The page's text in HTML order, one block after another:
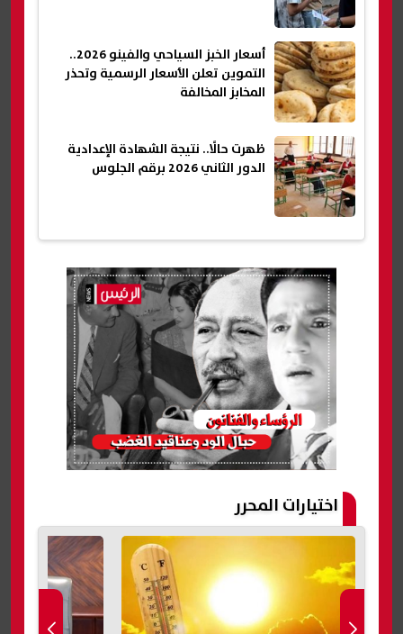
أسعار الخبز السياحي والفينو 2026..
التموين تعلن الأسعار الرسمية وتحذر
المخابز المخالفة
ظهرت حالًا.. نتيجة الشهادة الإعدادية
الدور الثاني 2026 برقم الجلوس
اختيارات المحرر